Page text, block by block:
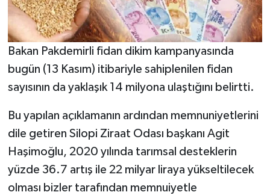
Bakan Pakdemirli fidan dikim kampanyasında
bugün (13 Kasım) itibariyle sahiplenilen fidan
sayısının da yaklaşık 14 milyona ulaştığını belirtti.
Bu yapılan açıklamanın ardından memnuniyetlerini
dile getiren Silopi Ziraat Odası başkanı Agit
Haşimoğlu, 2020 yılında tarımsal desteklerin
yüzde 36.7 artış ile 22 milyar liraya yükseltilecek
olması bizler tarafından memnuiyetle